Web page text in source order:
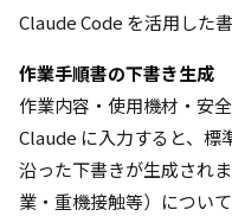
Claude Code を活用した
作業手順書の下書き生成
作業内容・使用機材・安
Claude に入力すると、標
沿った下書きが生成され
業・重機接触等）につい